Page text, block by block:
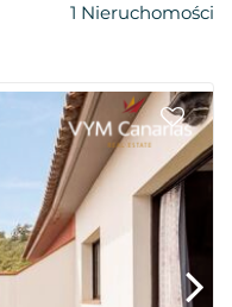
1 Nieruchomości